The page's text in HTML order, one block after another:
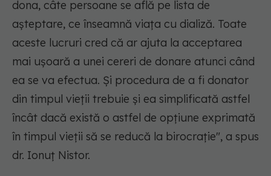
dona, câte persoane se află pe lista de
aşteptare, ce înseamnă viaţa cu dializă. Toate
aceste lucruri cred că ar ajuta la acceptarea
mai uşoară a unei cereri de donare atunci când
ea se va efectua. Şi procedura de a fi donator
din timpul vieţii trebuie şi ea simplificată astfel
încât dacă există o astfel de opţiune exprimată
în timpul vieţii să se reducă la birocraţie", a spus
dr. Ionuţ Nistor.